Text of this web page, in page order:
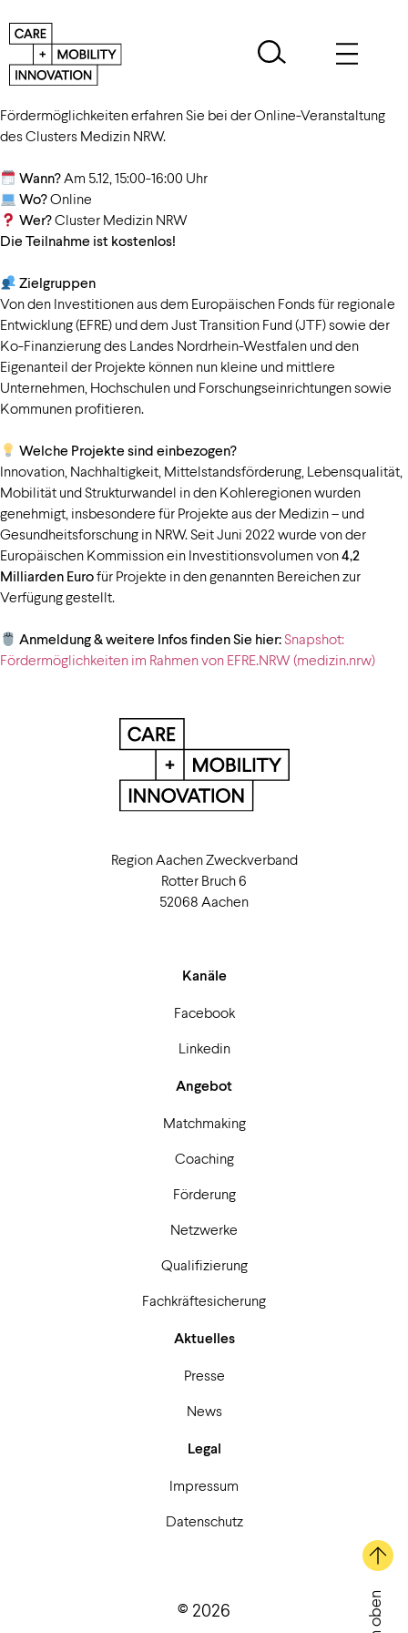
Fördermöglichkeiten erfahren Sie bei der Online-Veranstaltung
des Clusters Medizin NRW.
Wann?Am 5.12, 15:00-16:00 Uhr
Wo?Online
Wer?Cluster Medizin NRW
Die Teilnahme ist kostenlos!
Zielgruppen
Von den Investitionen aus dem Europäischen Fonds für regionale
Entwicklung (EFRE) und dem Just Transition Fund (JTF) sowie der
Ko-Finanzierung des Landes Nordrhein-Westfalen und den
Eigenanteil der Projekte können nun kleine und mittlere
Unternehmen, Hochschulen und Forschungseinrichtungen sowie
Kommunen profitieren.
Welche Projekte sind einbezogen?
Innovation, Nachhaltigkeit, Mittelstandsförderung, Lebensqualität,
Mobilität und Strukturwandel in den Kohleregionen wurden
genehmigt, insbesondere für Projekte aus der Medizin – und
Gesundheitsforschung in NRW. Seit Juni 2022 wurde von der
Europäischen Kommission ein Investitionsvolumen von4,2
Milliarden Eurofür Projekte in den genannten Bereichen zur
Verfügung gestellt.
Anmeldung & weitere Infos finden Sie hier:Snapshot:
Fördermöglichkeiten im Rahmen von EFRE.NRW (medizin.nrw)
Region Aachen Zweckverband
Rotter Bruch 6
52068 Aachen
Kanäle
Facebook
Linkedin
Angebot
Matchmaking
Coaching
Förderung
Netzwerke
Qualifizierung
Fachkräftesicherung
Aktuelles
Presse
News
Legal
Impressum
Datenschutz
© 2026